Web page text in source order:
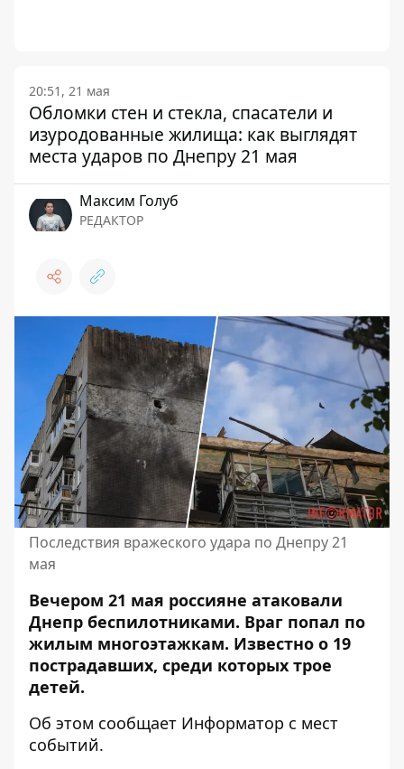
20:51, 21 мая
Обломки стен и стекла, спасатели и
изуродованные жилища: как выглядят
места ударов по Днепру 21 мая
Максим Голуб
РЕДАКТОР
Последствия вражеского удара по Днепру 21
мая
Вечером 21 мая россияне атаковали
Днепр беспилотниками. Враг попал по
жилым многоэтажкам. Известно о 19
пострадавших, среди которых трое
детей.
Об этом сообщает Информатор с мест
событий.